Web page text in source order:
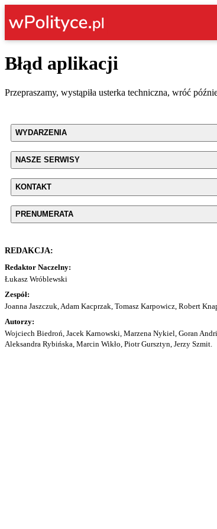
Błąd aplikacji
Przepraszamy, wystąpiła usterka techniczna, wróć
WYDARZENIA
NASZE SERWISY
KONTAKT
PRENUMERATA
REDAKCJA:
Redaktor Naczelny:
Łukasz Wróblewski
Zespół:
Joanna Jaszczuk, Adam Kacprzak, Tomasz Karpowicz, Robert
Autorzy:
Wojciech Biedroń, Jacek Karnowski, Marzena Nykiel, Goran
Aleksandra Rybińska, Marcin Wikło, Piotr Gursztyn, Jerzy Szmit.